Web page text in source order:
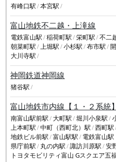
有峰口駅 本宮駅
富山地鉄不二越・上滝線
電鉄富山駅 稲荷町駅 栄町駅 不二
朝菜町駅 上堀駅 小杉駅 布市駅
大川寺駅
神岡鉄道神岡線
猪谷駅
富山地鉄市内線【１・２系統】
南富山駅前駅 大町駅 堀川小泉駅
上本町駅 中町（西町北）駅 西町駅
地鉄ビル前駅 富山駅駅 電鉄富山
県庁前駅
丸の内駅 諏訪川原駅 安
トヨタモビリティ富山 Gスクエア五